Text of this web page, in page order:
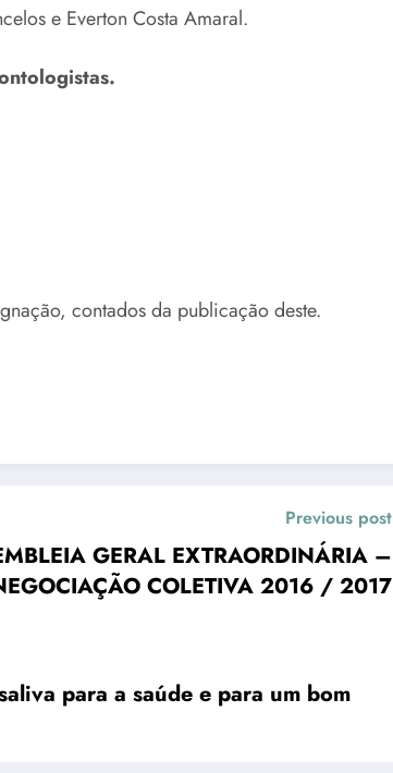
e Everton Costa Amaral.
contados da publicação deste.
Previous post
GERAL EXTRAORDINÁRIA –
COLETIVA 2016 / 2017
para a saúde e para um bom